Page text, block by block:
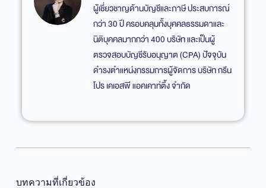
ผู้เชี่ยวชาญด้านบัญชีและภาษี ประสบการณ์
กว่า 30 ปี ครอบคลุมทั้งบุคคลธรรมดาและ
นิติบุคคลมากกว่า 400 บริษัท และเป็นผู้
ตรวจสอบบัญชีรับอนุญาต (CPA) ปัจจุบัน
ดำรงตำแหน่งกรรมการผู้จัดการ บริษัท กรีน
โปร เคเอสพี แอคเคาท์ติ้ง จำกัด
บทความที่เกี่ยวข้อง